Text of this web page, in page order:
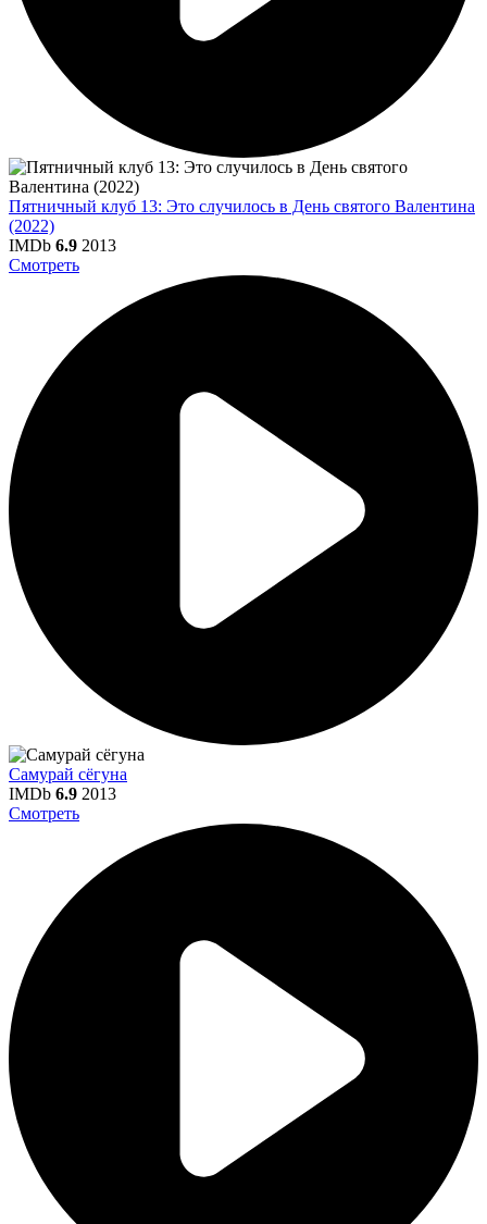
Пятничный клуб 13: Это случилось в День святого Валентина
(2022)
IMDb 6.9 2013
Смотреть
Самурай сёгуна
IMDb 6.9 2013
Смотреть